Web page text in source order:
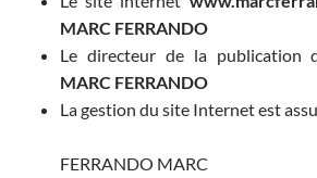
MARC FERRANDO
Le directeur de la publication
MARC FERRANDO
La gestion du site Internet est
FERRANDO MARC